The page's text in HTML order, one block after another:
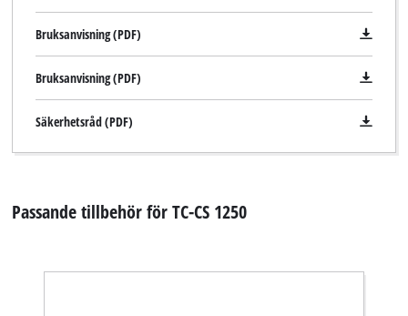
Bruksanvisning (PDF)
Bruksanvisning (PDF)
Säkerhetsråd (PDF)
Passande tillbehör för TC-CS 1250